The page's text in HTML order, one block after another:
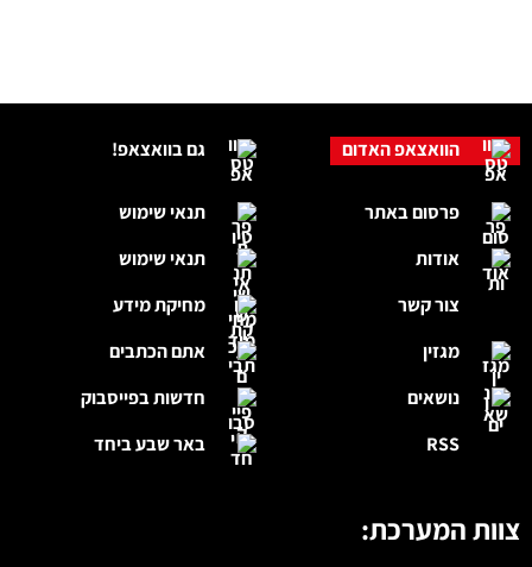
גם בוואצאפ!
תנאי שימוש
תנאי שימוש
מחיקת מידע
אתם הכתבים
חדשות בפייסבוק
באר שבע ביחד
הוואצאפ האדום
פרסום באתר
אודות
צור קשר
מגזין
נושאים
RSS
צוות המערכת: